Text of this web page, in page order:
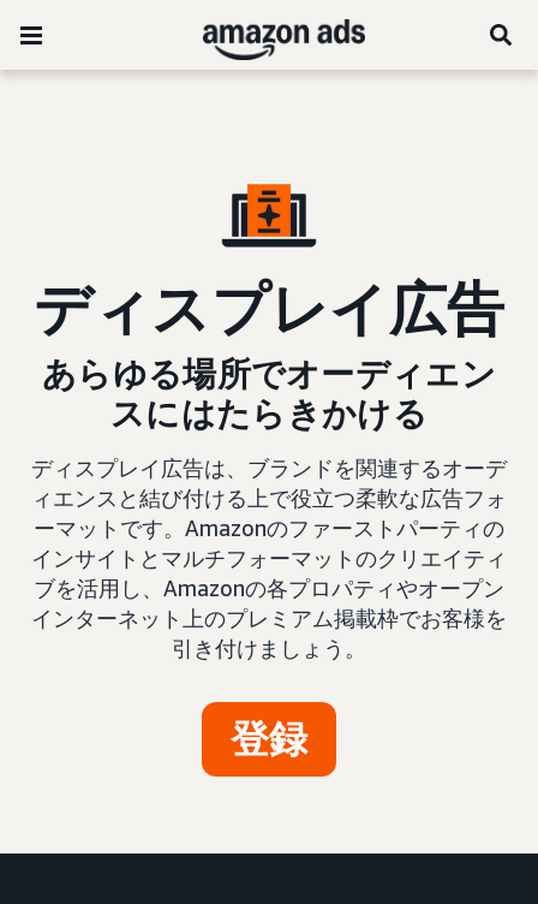
ディスプレイ広告
あらゆる場所でオーディエン
スにはたらきかける
ディスプレイ広告は、ブランドを関連するオーデ
ィエンスと結び付ける上で役立つ柔軟な広告フォ
ーマットです。Amazonのファーストパーティの
インサイトとマルチフォーマットのクリエイティ
ブを活用し、Amazonの各プロパティやオープン
インターネット上のプレミアム掲載枠でお客様を
引き付けましょう。
登録